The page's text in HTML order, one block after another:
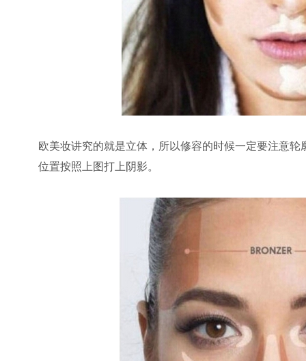
欧美妆讲究的就是立体，所以修容的时候一定要注意
位置按照上图打上阴影。